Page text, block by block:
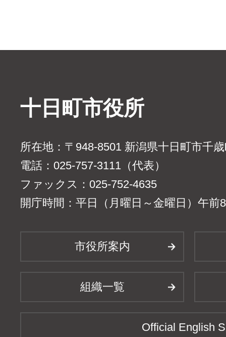
十日町市役所
所在地：〒948-8501 新潟県十日町市千
電話：025-757-3111（代表）
ファックス：025-752-4635
開庁時間：平日（月曜日～金曜日）午前
市役所案内
組織一覧
Official English